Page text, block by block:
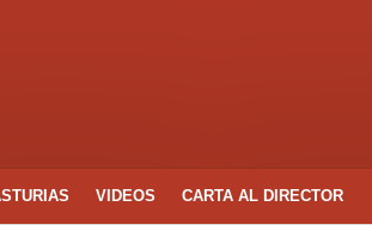
VIDEOS CARTA AL DIRECTOR